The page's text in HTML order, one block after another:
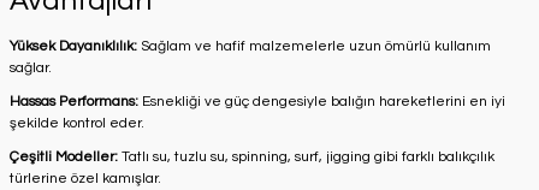
Yüksek Dayanıklılık: Sağlam ve hafif malzemelerle uzun ömürlü kullanım
sağlar.
Hassas Performans: Esnekliği ve güç dengesiyle balığın hareketlerini en iyi
şekilde kontrol eder.
Çeşitli Modeller: Tatlı su, tuzlu su, spinning, surf, jigging gibi farklı balıkçılık
türlerine özel kamışlar.